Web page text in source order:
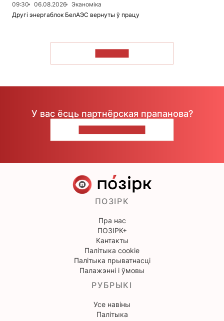
09:30
06.08.2026
Эканоміка
Другі энергаблок БелАЭС вернуты ў працу
У вас ёсць партнёрская прапанова?
ПОЗІРК
Пра нас
ПОЗІРК+
Кантакты
Палітыка cookie
Палітыка прыватнасці
Палажэнні і ўмовы
РУБРЫКІ
Усе навіны
Палітыка